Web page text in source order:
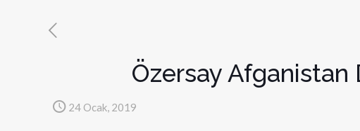
Özersay Afganistan
24 Ocak, 2019